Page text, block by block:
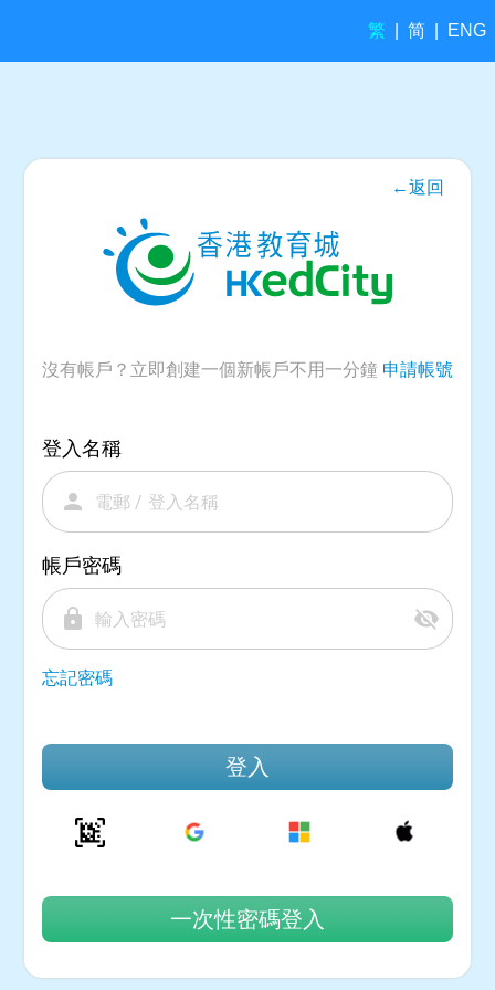
繁 简 ENG
←返回
沒有帳戶？立即創建一個新帳戶不用一分鐘 申請帳號
登入名稱
person
帳戶密碼
lock visibility_off
忘記密碼